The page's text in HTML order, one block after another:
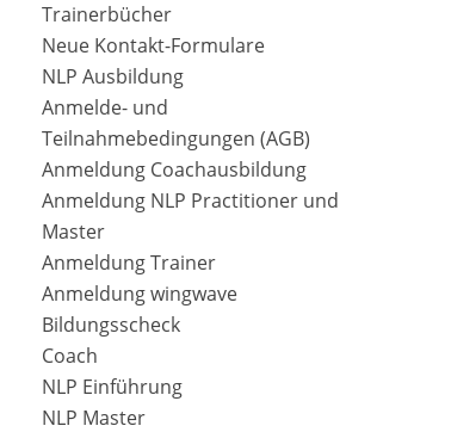
Trainerbücher
Neue Kontakt-Formulare
NLP Ausbildung
Anmelde- und
Teilnahmebedingungen (AGB)
Anmeldung Coachausbildung
Anmeldung NLP Practitioner und
Master
Anmeldung Trainer
Anmeldung wingwave
Bildungsscheck
Coach
NLP Einführung
NLP Master